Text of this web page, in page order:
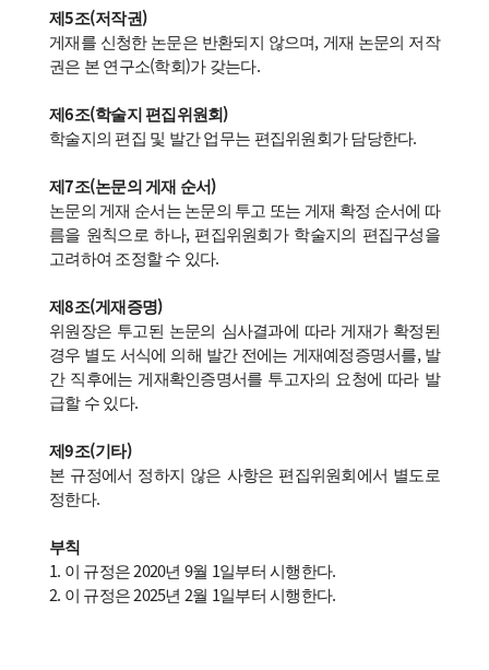
제5조(저작권)
게재를 신청한 논문은 반환되지 않으며, 게재 논문의 저작
권은 본 연구소(학회)가 갖는다.
제6조(학술지 편집위원회)
학술지의 편집 및 발간 업무는 편집위원회가 담당한다.
제7조(논문의 게재 순서)
논문의 게재 순서는 논문의 투고 또는 게재 확정 순서에 따
름을 원칙으로 하나, 편집위원회가 학술지의 편집구성을
고려하여 조정할 수 있다.
제8조(게재증명)
위원장은 투고된 논문의 심사결과에 따라 게재가 확정된
경우 별도 서식에 의해 발간 전에는 게재예정증명서를, 발
간 직후에는 게재확인증명서를 투고자의 요청에 따라 발
급할 수 있다.
제9조(기타)
본 규정에서 정하지 않은 사항은 편집위원회에서 별도로
정한다.
부칙
1. 이 규정은 2020년 9월 1일부터 시행한다.
2. 이 규정은 2025년 2월 1일부터 시행한다.